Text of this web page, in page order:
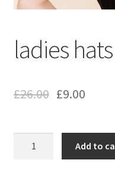
ladies hats
£26.00 £9.00
Add to